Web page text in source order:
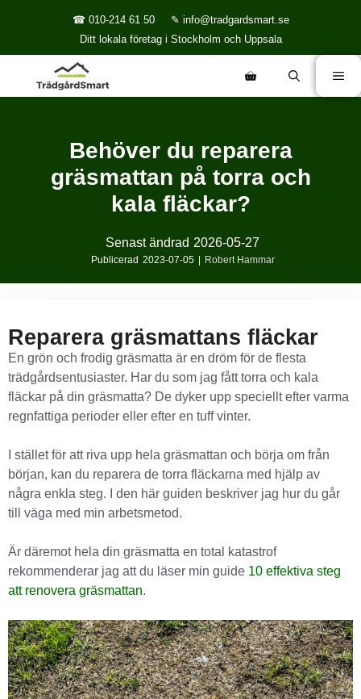
☎ 010-214 61 50
✎ info@tradgardsmart.se
Ditt lokala företag i Stockholm och Uppsala
Behöver du reparera
gräsmattan på torra och
kala fläckar?
Senast ändrad 2026-05-27
Publicerad 2023-07-05 Robert Hammar
Reparera gräsmattans fläckar
En grön och frodig gräsmatta är en dröm för de flesta
trädgårdsentusiaster. Har du som jag fått torra och kala
fläckar på din gräsmatta? De dyker upp speciellt efter varma
regnfattiga perioder eller efter en tuff vinter.
I stället för att riva upp hela gräsmattan och börja om från
början, kan du reparera de torra fläckarna med hjälp av
några enkla steg. I den här guiden beskriver jag hur du går
till väga med min arbetsmetod.
Är däremot hela din gräsmatta en total katastrof
rekommenderar jag att du läser min guide 10 effektiva steg
att renovera gräsmattan.